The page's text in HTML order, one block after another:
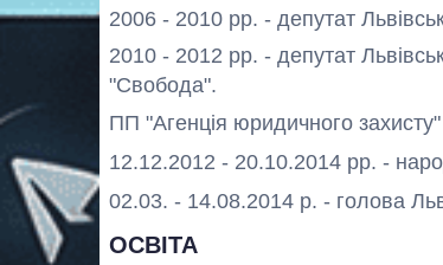
2006 - 2010 рр. - депутат
2010 - 2012 рр. - депутат
"Свобода".
ПП "Агенція юридичного
12.12.2012 - 20.10.2014 рр. -
02.03. - 14.08.2014 р. - голова
ОСВІТА